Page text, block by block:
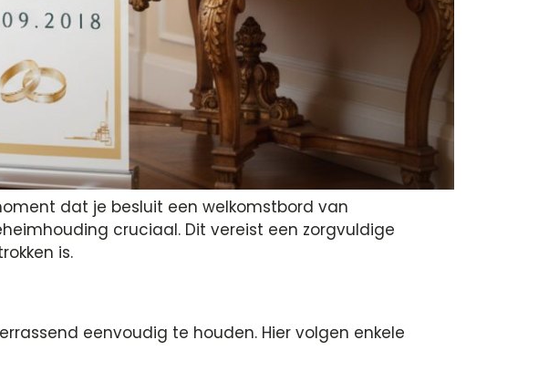
dat je besluit een welkomstbord van
cruciaal. Dit vereist een zorgvuldige
is.
eenvoudig te houden. Hier volgen enkele